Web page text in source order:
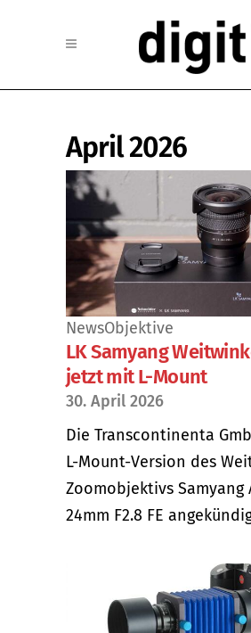
April 2026
NewsObjektive
LK Samyang
jetzt mit L-Mount
30. April 2026
Die Transcontinenta
L-Mount-Version des
Zoomobjektivs Samyang
24mm F2.8 FE